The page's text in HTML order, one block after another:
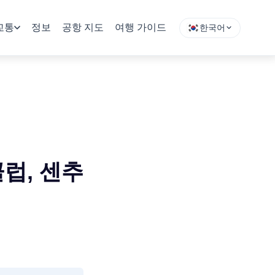
통 정보 공항 지도 여행 가이드 한국어
, 센추